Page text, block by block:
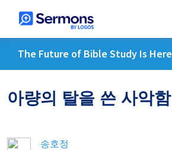
The Future of Bible Study Is Here
아량의 탈을 쓴 사악함
송호정